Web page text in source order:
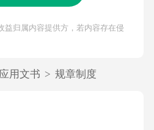
益归属内容提供方，若内容存在侵
应用文书 > 规章制度